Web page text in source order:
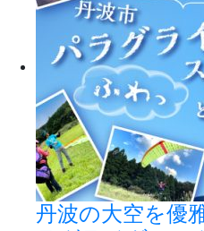
丹波の大空を優